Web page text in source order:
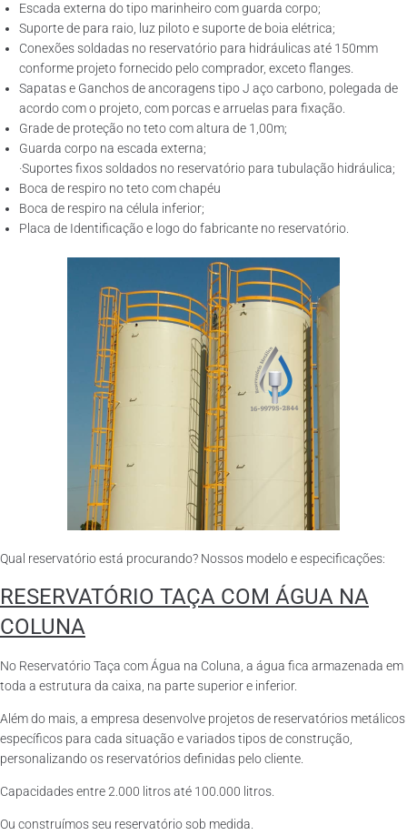
Escada externa do tipo marinheiro com guarda corpo;
Suporte de para raio, luz piloto e suporte de boia elétrica;
Conexões soldadas no reservatório para hidráulicas até 150mm
conforme projeto fornecido pelo comprador, exceto flanges.
Sapatas e Ganchos de ancoragens tipo J aço carbono, polegada de
acordo com o projeto, com porcas e arruelas para fixação.
Grade de proteção no teto com altura de 1,00m;
Guarda corpo na escada externa;
·Suportes fixos soldados no reservatório para tubulação hidráulica;
Boca de respiro no teto com chapéu
Boca de respiro na célula inferior;
Placa de Identificação e logo do fabricante no reservatório.
Qual reservatório está procurando? Nossos modelo e especificações:
RESERVATÓRIO TAÇA COM ÁGUA NA
COLUNA
No Reservatório Taça com Água na Coluna, a água fica armazenada em
toda a estrutura da caixa, na parte superior e inferior.
Além do mais, a empresa desenvolve projetos de reservatórios metálicos
específicos para cada situação e variados tipos de construção,
personalizando os reservatórios definidas pelo cliente.
Capacidades entre 2.000 litros até 100.000 litros.
Ou construímos seu reservatório sob medida.